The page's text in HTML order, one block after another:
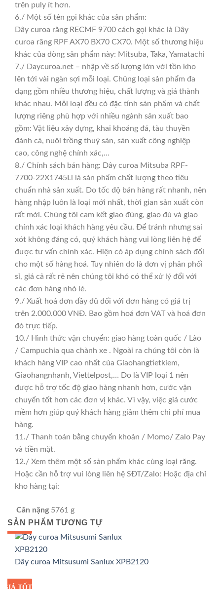
trên puly ít hơn.
6./ Một số tên gọi khác của sản phẩm:
Dây curoa răng RECMF 9700 cách gọi khác là Dây
curoa răng RPF AX70 BX70 CX70. Một số thương hiệu
khác của dòng sản phẩm này: Mitsuba, Taka, Yamatachi
7./ Daycuroa.net – nhập về số lượng lớn với tồn kho
lên tới vài ngàn sợi mỗi loại. Chủng loại sản phẩm đa
dạng gồm nhiều thương hiệu, chất lượng và giá thành
khác nhau. Mỗi loại đều có đặc tính sản phẩm và chất
lượng riêng phù hợp với nhiều ngành sản xuất bao
gồm: Vật liệu xây dựng, khai khoáng đá, tàu thuyền
đánh cá, nuôi trồng thuỷ sản, sản xuất công nghiệp
cao, công nghệ chính xác,…
8./ Chính sách bán hàng: Dây curoa Mitsuba RPF-
7700-22X1745Li là sản phẩm chất lượng theo tiêu
chuẩn nhà sản xuất. Do tốc độ bán hàng rất nhanh, nên
hàng nhập luôn là loại mới nhất, thời gian sản xuất còn
rất mới. Chúng tôi cam kết giao đúng, giao đủ và giao
chính xác loại khách hàng yêu cầu. Để tránh nhưng sai
xót không đáng có, quý khách hàng vui lòng liên hệ để
được tư vấn chính xác. Hiện có áp dụng chính sách đổi
cho một số hàng hoá. Tuy nhiên do là đơn vị phân phối
sỉ, giá cả rất rẻ nên chúng tôi khó có thể xử lý đổi với
các đơn hàng nhỏ lẻ.
9./ Xuất hoá đơn đầy đủ đối với đơn hàng có giá trị
trên 2.000.000 VNĐ. Bao gồm hoá đơn VAT và hoá đơn
đỏ trực tiếp.
10./ Hình thức vận chuyển: giao hàng toàn quốc / Lào
/ Campuchia qua chành xe . Ngoài ra chúng tôi còn là
khách hàng VIP cao nhất của Giaohangtietkiem,
Giaohangnhanh, Viettelpost,… Do là VIP loại 1 nên
được hỗ trợ tốc độ giao hàng nhanh hơn, cước vận
chuyển tốt hơn các đơn vị khác. Vì vậy, việc giá cước
mềm hơn giúp quý khách hàng giảm thêm chi phí mua
hàng.
11./ Thanh toán bằng chuyển khoản / Momo/ Zalo Pay
và tiền mặt.
12./ Xem thêm một số sản phẩm khác cùng loại răng.
Hoặc cần hỗ trợ vui lòng liên hệ SĐT/Zalo: Hoặc địa chỉ
kho hàng tại:
Cân nặng 5761 g
SẢN PHẨM TƯƠNG TỰ
GIÁ SỈ
GIÁ TỐT
Dây curoa Mitsusumi Sanlux XPB2120
GIÁ SỈ
GIÁ TỐT